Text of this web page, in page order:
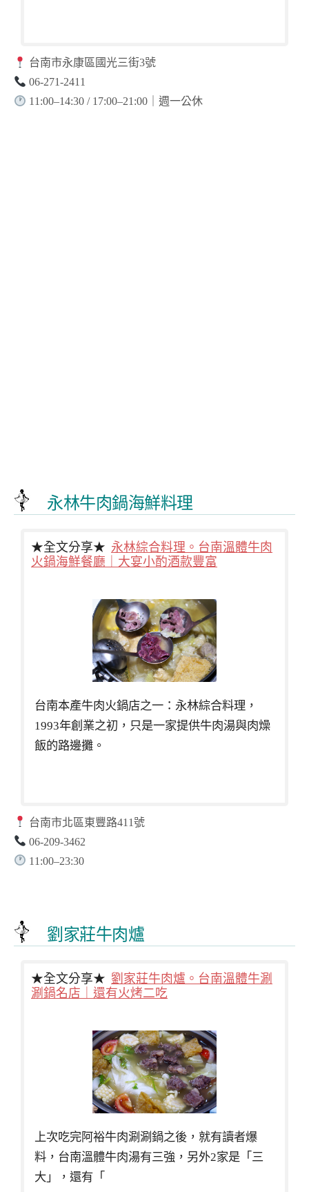
台南市永康區國光三街3號
06-271-2411
11:00–14:30 / 17:00–21:00｜週一公休
永林牛肉鍋海鮮料理
★全文分享★ 永林綜合料理。台南溫體牛肉
火鍋海鮮餐廳｜大宴小酌酒款豐富
台南本產牛肉火鍋店之一：永林綜合料理，
1993年創業之初，只是一家提供牛肉湯與肉燥
飯的路邊攤。
台南市北區東豐路411號
06-209-3462
11:00–23:30
劉家莊牛肉爐
★全文分享★ 劉家莊牛肉爐。台南溫體牛涮
涮鍋名店｜還有火烤二吃
上次吃完阿裕牛肉涮涮鍋之後，就有讀者爆
料，台南溫體牛肉湯有三強，另外2家是「三
大」，還有「